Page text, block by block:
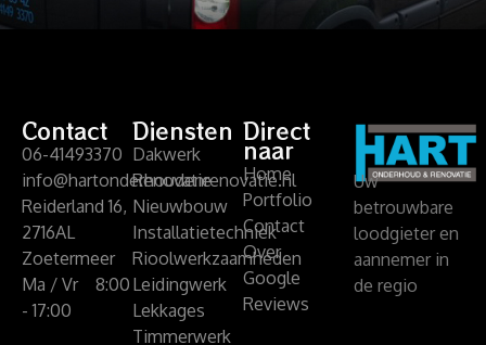
Contact
06-41493370
info@hartonderhoudenrenovatie.nl
Reiderland 16,
2716AL
Zoetermeer
Ma / Vr 8:00
- 17:00
Diensten
Dakwerk
Renovatie
Nieuwbouw
Installatietechniek
Rioolwerkzaamheden
Leidingwerk
Lekkages
Timmerwerk
Direct
naar
Home
Portfolio
Contact
Over
Google
Reviews
Uw
betrouwbare
loodgieter en
aannemer in
de regio